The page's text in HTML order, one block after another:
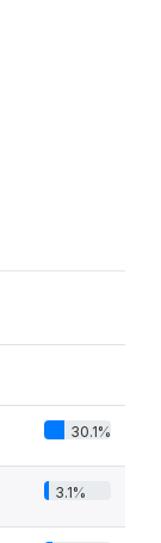
30.1%
3.1%